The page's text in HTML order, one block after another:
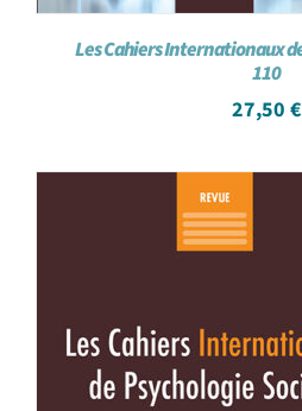
Les Cahiers Internationaux
110
27,50 €